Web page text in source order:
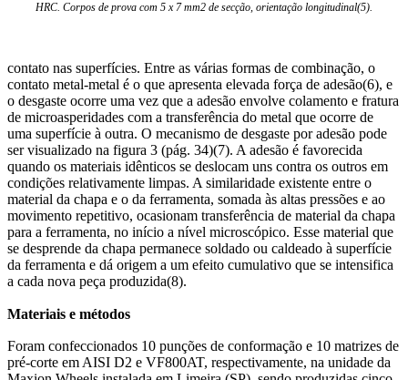
HRC. Corpos de prova com 5 x 7 mm2 de secção, orientação longitudinal(5).
contato nas superfícies. Entre as várias formas de combinação, o
contato metal-metal é o que apresenta elevada força de adesão(6), e
o desgaste ocorre uma vez que a adesão envolve colamento e fratura
de microasperidades com a transferência do metal que ocorre de
uma superfície à outra. O mecanismo de desgaste por adesão pode
ser visualizado na figura 3 (pág. 34)(7). A adesão é favorecida
quando os materiais idênticos se deslocam uns contra os outros em
condições relativamente limpas. A similaridade existente entre o
material da chapa e o da ferramenta, somada às altas pressões e ao
movimento repetitivo, ocasionam transferência de material da chapa
para a ferramenta, no início a nível microscópico. Esse material que
se desprende da chapa permanece soldado ou caldeado à superfície
da ferramenta e dá origem a um efeito cumulativo que se intensifica
a cada nova peça produzida(8).
Materiais e métodos
Foram confeccionados 10 punções de conformação e 10 matrizes de
pré-corte em AISI D2 e VF800AT, respectivamente, na unidade da